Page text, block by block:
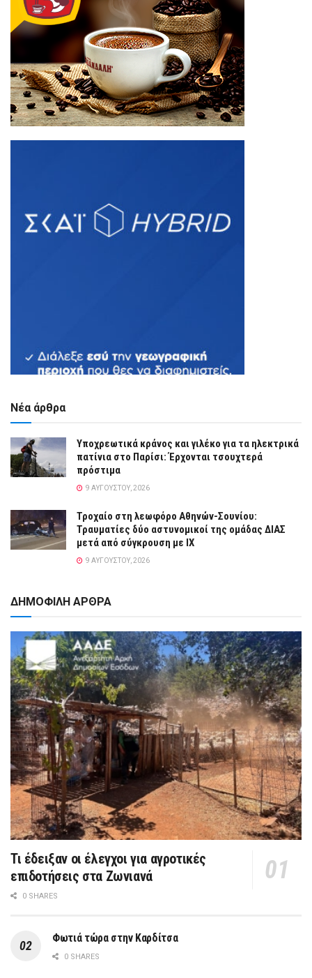
Νέα άρθρα
Υποχρεωτικά κράνος και γιλέκο για τα ηλεκτρικά
πατίνια στο Παρίσι: Έρχονται τσουχτερά
πρόστιμα
9 ΑΥΓΟΎΣΤΟΥ, 2026
Τροχαίο στη λεωφόρο Αθηνών-Σουνίου:
Τραυματίες δύο αστυνομικοί της ομάδας ΔΙΑΣ
μετά από σύγκρουση με ΙΧ
9 ΑΥΓΟΎΣΤΟΥ, 2026
ΔΗΜΟΦΙΛΗ ΑΡΘΡΑ
Τι έδειξαν οι έλεγχοι για αγροτικές
επιδοτήσεις στα Ζωνιανά
0 SHARES
Φωτιά τώρα στην Καρδίτσα
0 SHARES